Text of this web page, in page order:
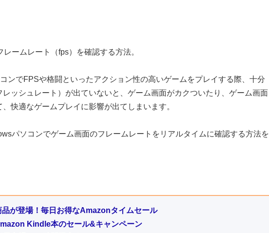
ンでFPSや格闘といったアクション性の高いゲームをプレイする際、十分
ッシュレート）が出ていないと、ゲーム画面がカクついたり、ゲーム画面
快適なゲームプレイに影響が出てしまいます。
パソコンでゲーム画面のフレームレートをリアルタイムに確認する方法を
が登場！毎日お得なAmazonタイムセール
Kindle本のセール&キャンペーン